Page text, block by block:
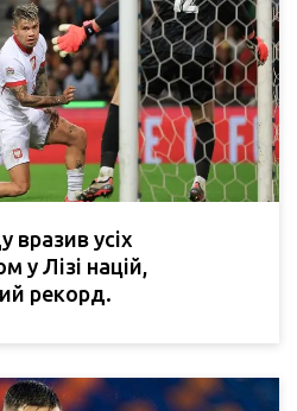
вразив усіх
у Лізі націй,
рекорд.